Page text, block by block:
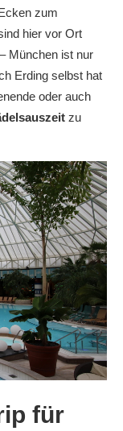
zum
hier vor Ort
München ist nur
Erding selbst hat
oder auch
zu
für